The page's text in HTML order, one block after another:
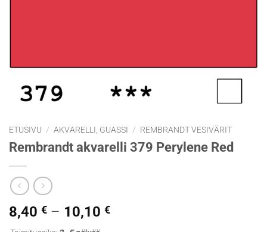
ETUSIVU / AKVARELLI, GUASSI / REMBRANDT VESIVÄRIT
Rembrandt akvarelli 379 Perylene Red
8,40 € – 10,10 €Hintaluokka: